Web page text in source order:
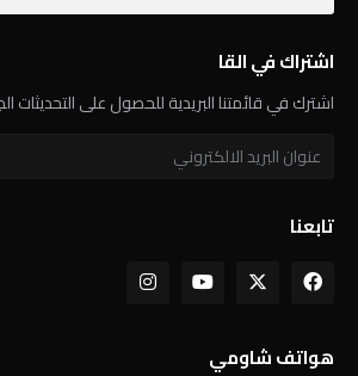
اشتراك في القا
اشترك في قائمتنا البريدية للحصول على التحديثات
تابعنا
هواتف شاومي